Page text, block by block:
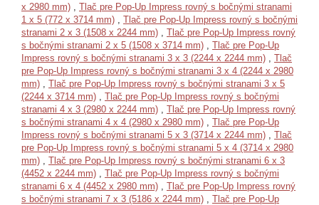
x 2980 mm) , Tlač pre Pop-Up Impress rovný s bočnými stranami
1 x 5 (772 x 3714 mm) , Tlač pre Pop-Up Impress rovný s bočnými
stranami 2 x 3 (1508 x 2244 mm) , Tlač pre Pop-Up Impress rovný
s bočnými stranami 2 x 5 (1508 x 3714 mm) , Tlač pre Pop-Up
Impress rovný s bočnými stranami 3 x 3 (2244 x 2244 mm) , Tlač
pre Pop-Up Impress rovný s bočnými stranami 3 x 4 (2244 x 2980
mm) , Tlač pre Pop-Up Impress rovný s bočnými stranami 3 x 5
(2244 x 3714 mm) , Tlač pre Pop-Up Impress rovný s bočnými
stranami 4 x 3 (2980 x 2244 mm) , Tlač pre Pop-Up Impress rovný
s bočnými stranami 4 x 4 (2980 x 2980 mm) , Tlač pre Pop-Up
Impress rovný s bočnými stranami 5 x 3 (3714 x 2244 mm) , Tlač
pre Pop-Up Impress rovný s bočnými stranami 5 x 4 (3714 x 2980
mm) , Tlač pre Pop-Up Impress rovný s bočnými stranami 6 x 3
(4452 x 2244 mm) , Tlač pre Pop-Up Impress rovný s bočnými
stranami 6 x 4 (4452 x 2980 mm) , Tlač pre Pop-Up Impress rovný
s bočnými stranami 7 x 3 (5186 x 2244 mm) , Tlač pre Pop-Up